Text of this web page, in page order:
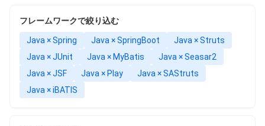
フレームワークで絞り込む
Java × Spring Java × SpringBoot
Java × Struts
Java × JUnit
Java × MyBatis
Java × Seasar2
Java × JSF
Java × Play
Java × SAStruts
Java × iBATIS